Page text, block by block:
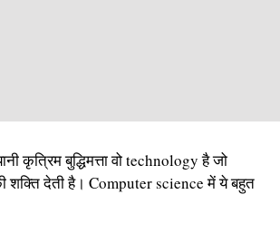
कृत्रिम बुद्धिमत्ता वो technology है जो
देती है। Computer science में ये बहुत